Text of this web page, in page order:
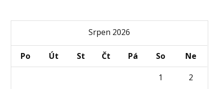
Srpen 2026
Po Út St Čt Pá So
Ne
1
2